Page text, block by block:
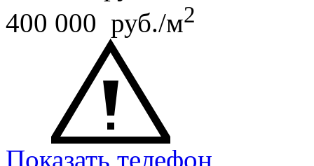
400 000 руб./м2
Показать телефон